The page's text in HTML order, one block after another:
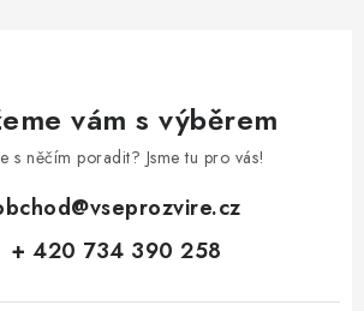
vám s výběrem
s něčím poradit? Jsme tu pro vás!
@vseprozvire.cz
+ 420 734 390 258